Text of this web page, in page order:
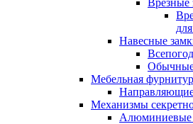
Врезные
Навесные
Обычные
Мебельная
Механизмы
Алюминиевые